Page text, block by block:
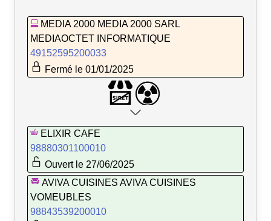
MEDIA 2000 MEDIA 2000 SARL
MEDIAOCTET INFORMATIQUE
49152595200033
Fermé le 01/01/2025
ELIXIR CAFE
98880301100010
Ouvert le 27/06/2025
AVIVA CUISINES AVIVA CUISINES
VOMEUBLES
98843539200010